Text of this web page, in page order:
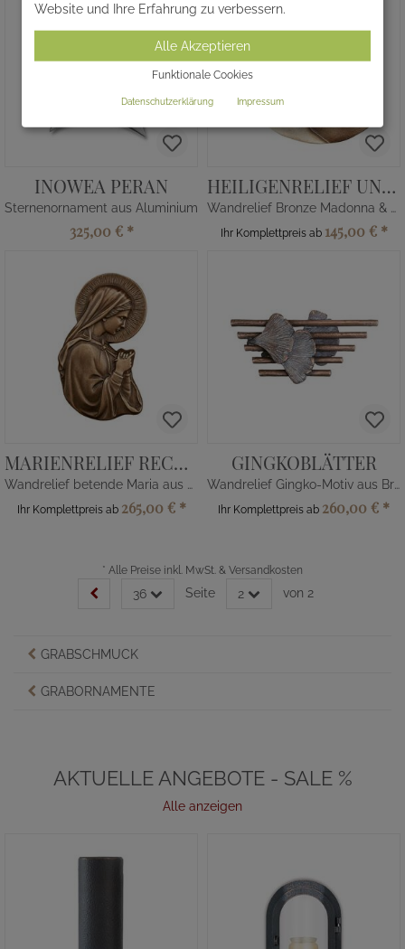
INOWEA PERAN
Sternenornament aus Aluminium
325,00 € *
HEILIGENRELIEF UNAS
Wandrelief Bronze Madonna & Jesus
Ihr Komplettpreis ab 145,00 € *
MARIENRELIEF RECHTS
Wandrelief betende Maria aus Bronzeguss
Ihr Komplettpreis ab 265,00 € *
GINGKOBLÄTTER
Wandrelief Gingko-Motiv aus Bronze
Ihr Komplettpreis ab 260,00 € *
* Alle Preise inkl. MwSt. & Versandkosten
36 Seite 2 von 2
GRABSCHMUCK
GRABORNAMENTE
AKTUELLE ANGEBOTE - SALE %
Alle anzeigen
Website und Ihre Erfahrung zu verbessern.
Alle Akzeptieren
Funktionale Cookies
Datenschutzerklärung Impressum